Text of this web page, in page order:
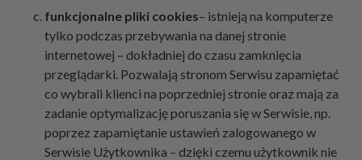
funkcjonalne pliki cookies– istnieją na komputerze
tylko podczas przebywania na danej stronie
internetowej – dokładniej do czasu zamknięcia
przeglądarki. Pozwalają stronom Serwisu zapamiętać
co wybrali klienci na poprzedniej stronie oraz mają za
zadanie optymalizację poruszania się w Serwisie, np.
poprzez zapamiętanie ustawień zalogowanego w
Serwisie Użytkownika – dzięki czemu użytkownik nie